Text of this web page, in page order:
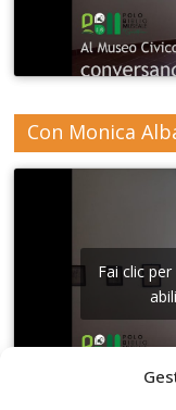
Con Monica
Fai clic